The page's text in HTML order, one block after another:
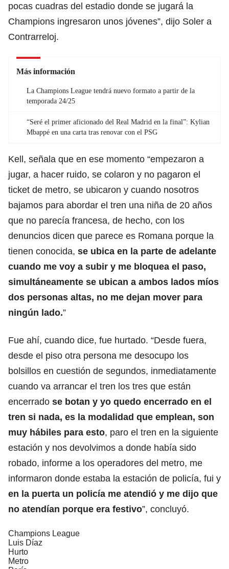
pocas cuadras del estadio donde se jugará la
Champions ingresaron unos jóvenes”, dijo Soler a
Contrarreloj.
Más información
La Champions League tendrá nuevo formato a partir de la
temporada 24/25
“Seré el primer aficionado del Real Madrid en la final”: Kylian
Mbappé en una carta tras renovar con el PSG
Kell, señala que en ese momento “empezaron a
jugar, a hacer ruido, se colaron y no pagaron el
ticket de metro, se ubicaron y cuando nosotros
bajamos para abordar el tren una niña de 20 años
que no parecía francesa, de hecho, con los
denuncios dicen que parece es Romana porque la
tienen conocida, se ubica en la parte de adelante
cuando me voy a subir y me bloquea el paso,
simultáneamente se ubican a ambos lados míos
dos personas altas, no me dejan mover para
ningún lado.”
Fue ahí, cuando dice, fue hurtado. “Desde fuera,
desde el piso otra persona me desocupo los
bolsillos en cuestión de segundos, inmediatamente
cuando va arrancar el tren los tres que están
encerrado se botan y yo quedo encerrado en el
tren si nada, es la modalidad que emplean, son
muy hábiles para esto, paro el tren en la siguiente
estación y nos devolvimos a donde había sido
robado, informe a los operadores del metro, me
informaron donde estaba la estación de policía, fui y
en la puerta un policía me atendió y me dijo que
no atendían porque era festivo”, concluyó.
Champions League
Luis Díaz
Hurto
Metro